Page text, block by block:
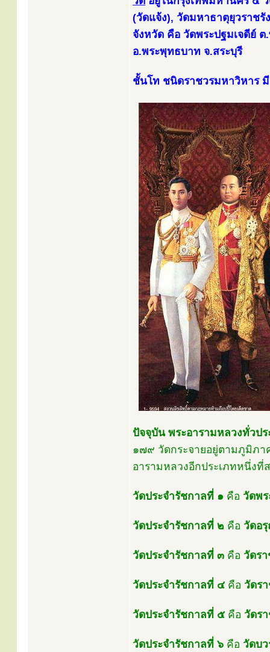
(วัดแจ้ง), วัดมหาธาตุยุวราช
จังหวัด คือ วัดพระปฐมเจดีย์
อ.พระพุทธบาท จ.สระบุรี
ชั้นโท ชนิดราชวรมหาวิหาร
ปัจจุบัน พระอารามหลวงทั่วป
๑๗๙ วัดกระจายอยู่ตามภูมิภา
อารามหลวงอีกประเภทหนึ่ง
วัดประจำรัชกาลที่ ๑ คือ วัดพ
วัดประจำรัชกาลที่ ๒ คือ วัดอ
วัดประจำรัชกาลที่ ๓ คือ วัดร
วัดประจำรัชกาลที่ ๔ คือ วัดร
วัดประจำรัชกาลที่ ๕ คือ วัดร
วัดประจำรัชกาลที่ ๖ คือ วัดบว